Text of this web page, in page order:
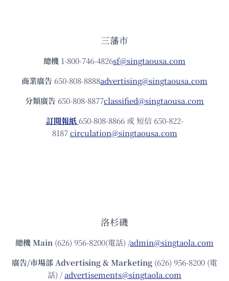
三藩市
總機 1-800-746-4826sf@singtaousa.com
商業廣告 650-808-8888advertising@singtaousa.com
分類廣告 650-808-8877classified@singtaousa.com
訂閱報紙 650-808-8866 或 短信 650-822-
8187circulation@singtaousa.com
洛杉磯
總機Main (626) 956-8200(電話) /admin@singtaola.com
廣告/市場部Advertising & Marketing (626) 956-8200 (電
話) /advertisements@singtaola.com